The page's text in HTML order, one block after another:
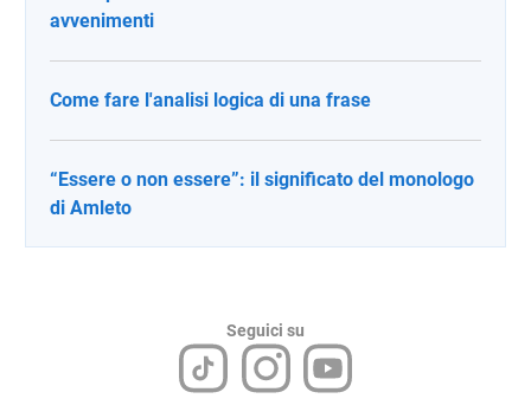
avvenimenti
Come fare l'analisi logica di una frase
“Essere o non essere”: il significato del monologo
di Amleto
Seguici su